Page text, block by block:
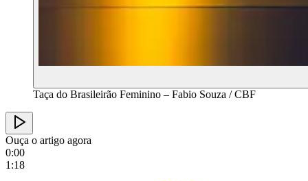
Taça do Brasileirão Feminino – Fabio Souza / CBF
Ouça o artigo agora
0:00
1:18